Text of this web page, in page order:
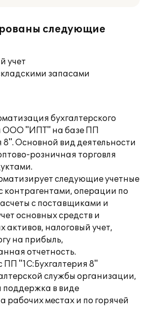
следующие
учет
запасами
бухгалтерского
ООО "ИПТ" на базе ПП
8". Основной вид деятельности
розничная торговля
следующие учетные
контрагентами, операции по
с поставщиками и
основных средств и
активов, налоговый учет,
на прибыль,
отчетность.
ПП "1С:Бухгалтерия 8"
службы организации,
поддержка в виде
рабочих местах и по горячей